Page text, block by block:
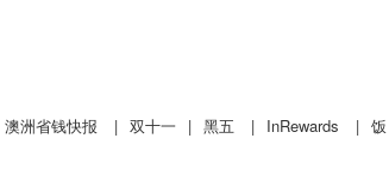
澳洲省钱快报 | 双十一 | 黑五 | InRewards | 饭